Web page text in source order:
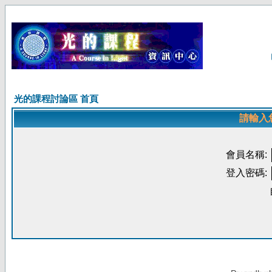
光的課程討論區 首頁
請輸入
會員名稱:
登入密碼: